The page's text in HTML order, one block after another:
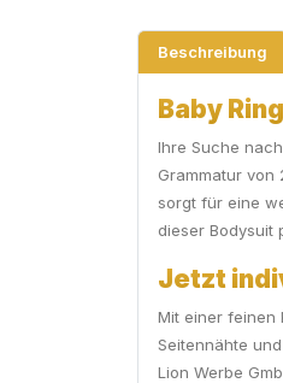
Beschreibung
Baby
Ihre Suche
Grammatur von
sorgt für eine
dieser Bodysuit
Jetzt
Mit einer feinen
Seitennähte
Lion Werbe